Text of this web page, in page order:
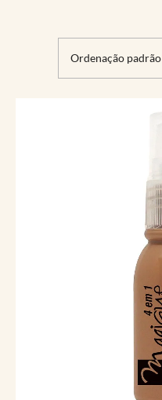
Ordenação padrão